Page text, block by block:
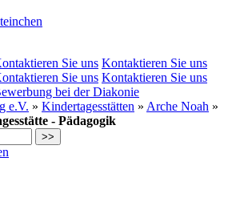
Sie uns Kontaktieren Sie uns
Sie uns Kontaktieren Sie uns
bei der Diakonie
e.V. » Kindertagesstätten » Arche Noah »
- Pädagogik
>>